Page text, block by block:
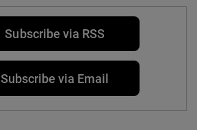
Subscribe via RSS
Subscribe via Email